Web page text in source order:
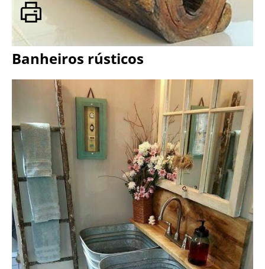
Banheiros rústicos